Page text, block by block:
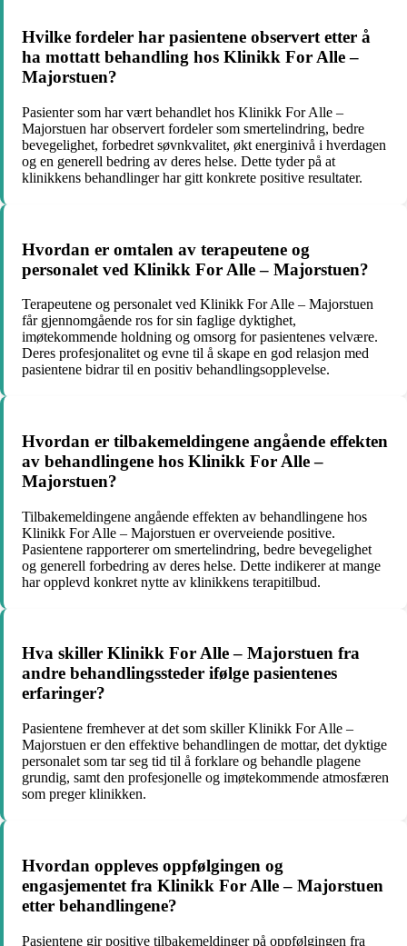
Hvilke fordeler har pasientene observert etter å
ha mottatt behandling hos Klinikk For Alle –
Majorstuen?
Pasienter som har vært behandlet hos Klinikk For Alle –
Majorstuen har observert fordeler som smertelindring, bedre
bevegelighet, forbedret søvnkvalitet, økt energinivå i hverdagen
og en generell bedring av deres helse. Dette tyder på at
klinikkens behandlinger har gitt konkrete positive resultater.
Hvordan er omtalen av terapeutene og
personalet ved Klinikk For Alle – Majorstuen?
Terapeutene og personalet ved Klinikk For Alle – Majorstuen
får gjennomgående ros for sin faglige dyktighet,
imøtekommende holdning og omsorg for pasientenes velvære.
Deres profesjonalitet og evne til å skape en god relasjon med
pasientene bidrar til en positiv behandlingsopplevelse.
Hvordan er tilbakemeldingene angående effekten
av behandlingene hos Klinikk For Alle –
Majorstuen?
Tilbakemeldingene angående effekten av behandlingene hos
Klinikk For Alle – Majorstuen er overveiende positive.
Pasientene rapporterer om smertelindring, bedre bevegelighet
og generell forbedring av deres helse. Dette indikerer at mange
har opplevd konkret nytte av klinikkens terapitilbud.
Hva skiller Klinikk For Alle – Majorstuen fra
andre behandlingssteder ifølge pasientenes
erfaringer?
Pasientene fremhever at det som skiller Klinikk For Alle –
Majorstuen er den effektive behandlingen de mottar, det dyktige
personalet som tar seg tid til å forklare og behandle plagene
grundig, samt den profesjonelle og imøtekommende atmosfæren
som preger klinikken.
Hvordan oppleves oppfølgingen og
engasjementet fra Klinikk For Alle – Majorstuen
etter behandlingene?
Pasientene gir positive tilbakemeldinger på oppfølgingen fra